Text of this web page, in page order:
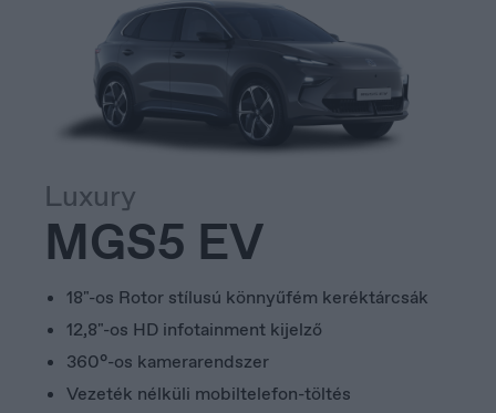
Nederland
Nederlands
Luxury
MGS5 EV
18"-os Rotor stílusú könnyűfém keréktárcsák
12,8"-os HD infotainment kijelző
360°-os kamerarendszer
Vezeték nélküli mobiltelefon-töltés